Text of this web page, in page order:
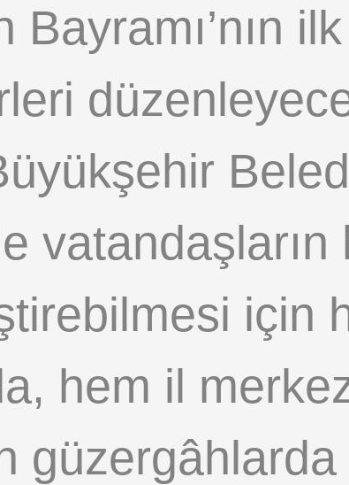
Bayramı’nın
için
hem il